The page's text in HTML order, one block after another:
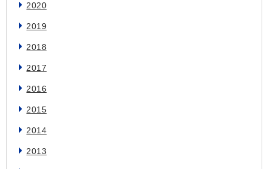
2020
2019
2018
2017
2016
2015
2014
2013